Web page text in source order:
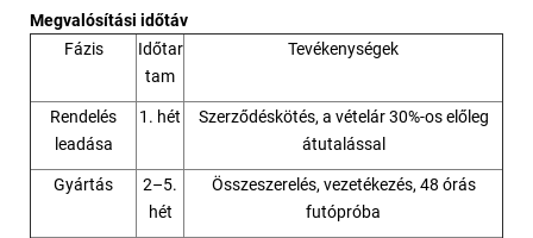
Megvalósítási időtáv
Fázis
Időtar
tam
Tevékenységek
Rendelés
leadása
1. hét
Szerződéskötés, a vételár 30%-os előleg
átutalással
Gyártás
2–5.
hét
Összeszerelés, vezetékezés, 48 órás
futópróba